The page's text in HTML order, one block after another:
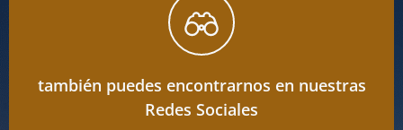
también puedes encontrarnos en nuestras
Redes Sociales